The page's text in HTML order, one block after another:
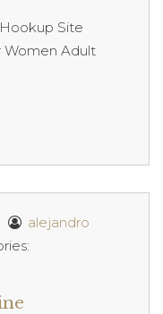
Site
Women Adult
alejandro